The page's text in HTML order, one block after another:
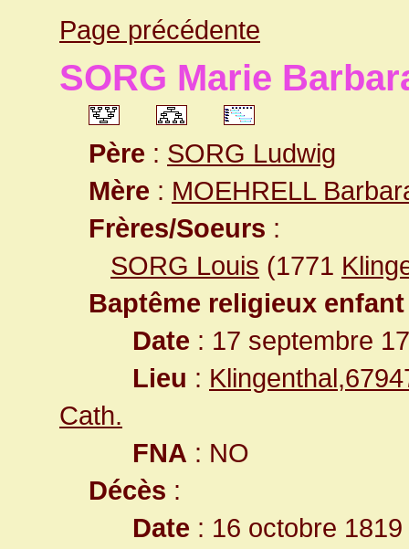
Page précédente
SORG Marie
Père : SORG Ludwig
Mère : MOEHRELL
Frères/Soeurs :
SORG Louis (1771
Baptême religieux enfant
Date : 17 septembre
Lieu :
Cath.
FNA : NO
Décès :
Date : 16 octobre 1819